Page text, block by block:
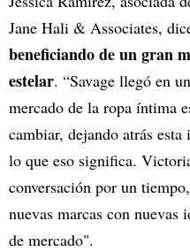
Jane Hali & Associates,
beneficiando de un gran
estelar. “Savage llegó en
mercado de la ropa íntima
cambiar, dejando atrás
lo que eso significa.
conversación por un
nuevas marcas con nuevas
de mercado".